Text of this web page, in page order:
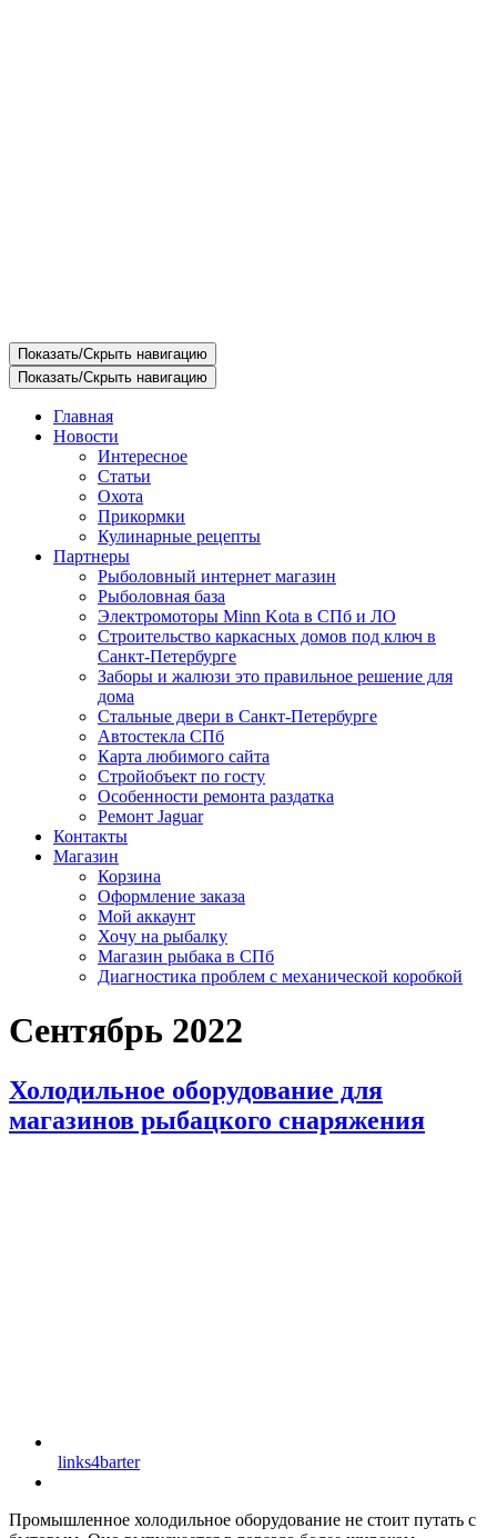
Показать/Скрыть навигацию
Показать/Скрыть навигацию
Главная
Новости
Интересное
Статьи
Охота
Прикормки
Кулинарные рецепты
Партнеры
Рыболовный интернет магазин
Рыболовная база
Электромоторы Minn Kota в СПб и ЛО
Строительство каркасных домов под ключ в
Санкт-Петербурге
Заборы и жалюзи это правильное решение для
дома
Стальные двери в Санкт-Петербурге
Автостекла СПб
Карта любимого сайта
Стройобъект по госту
Особенности ремонта раздатка
Ремонт Jaguar
Контакты
Магазин
Корзина
Оформление заказа
Мой аккаунт
Хочу на рыбалку
Магазин рыбака в СПб
Диагностика проблем с механической коробкой
Сентябрь 2022
Холодильное оборудование для
магазинов рыбацкого снаряжения
links4barter
Промышленное холодильное оборудование не стоит путать с